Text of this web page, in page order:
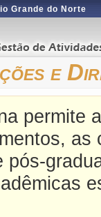
Grande do Norte
e
permite
as
pós-